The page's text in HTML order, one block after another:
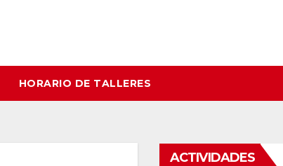
HORARIO DE TALLERES
ACTIVIDADES